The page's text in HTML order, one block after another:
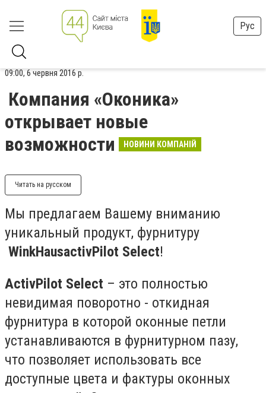
Рус
09:00, 6 червня 2016 р.
Компания «Оконика»
открывает новые
возможности
НОВИНИ КОМПАНІЙ
Читать на русском
Мы предлагаем Вашему вниманию
уникальный продукт, фурнитуру
WinkHausactivPilot Select!
ActivPilot Select – это полностью
невидимая поворотно - откидная
фурнитура в которой оконные петли
устанавливаются в фурнитурном пазу,
что позволяет использовать все
доступные цвета и фактуры оконных